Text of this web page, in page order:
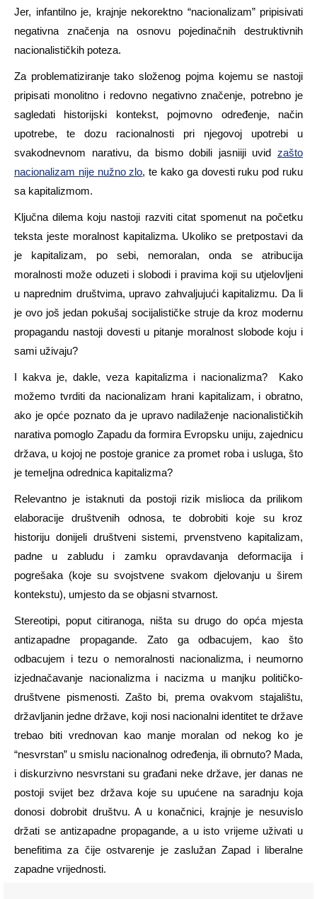
Jer, infantilno je, krajnje nekorektno “nacionalizam” pripisivati
negativna značenja na osnovu pojedinačnih destruktivnih
nacionalističkih poteza.
Za problematiziranje tako složenog pojma kojemu se nastoji
pripisati monolitno i redovno negativno značenje, potrebno je
sagledati historijski kontekst, pojmovno određenje, način
upotrebe, te dozu racionalnosti pri njegovoj upotrebi u
svakodnevnom narativu, da bismo dobili jasniiji uvid zašto
nacionalizam nije nužno zlo, te kako ga dovesti ruku pod ruku
sa kapitalizmom.
Ključna dilema koju nastoji razviti citat spomenut na početku
teksta jeste moralnost kapitalizma. Ukoliko se pretpostavi da
je kapitalizam, po sebi, nemoralan, onda se atribucija
moralnosti može oduzeti i slobodi i pravima koji su utjelovljeni
u naprednim društvima, upravo zahvaljujući kapitalizmu. Da li
je ovo još jedan pokušaj socijalističke struje da kroz modernu
propagandu nastoji dovesti u pitanje moralnost slobode koju i
sami uživaju?
I kakva je, dakle, veza kapitalizma i nacionalizma? Kako
možemo tvrditi da nacionalizam hrani kapitalizam, i obratno,
ako je opće poznato da je upravo nadilaženje nacionalističkih
narativa pomoglo Zapadu da formira Evropsku uniju, zajednicu
država, u kojoj ne postoje granice za promet roba i usluga, što
je temeljna odrednica kapitalizma?
Relevantno je istaknuti da postoji rizik mislioca da prilikom
elaboracije društvenih odnosa, te dobrobiti koje su kroz
historiju donijeli društveni sistemi, prvenstveno kapitalizam,
padne u zabludu i zamku opravdavanja deformacija i
pogrešaka (koje su svojstvene svakom djelovanju u širem
kontekstu), umjesto da se objasni stvarnost.
Stereotipi, poput citiranoga, ništa su drugo do opća mjesta
antizapadne propagande. Zato ga odbacujem, kao što
odbacujem i tezu o nemoralnosti nacionalizma, i neumorno
izjednačavanje nacionalizma i nacizma u manjku političko-
društvene pismenosti. Zašto bi, prema ovakvom stajalištu,
državljanin jedne države, koji nosi nacionalni identitet te države
trebao biti vrednovan kao manje moralan od nekog ko je
“nesvrstan” u smislu nacionalnog određenja, ili obrnuto? Mada,
i diskurzivno nesvrstani su građani neke države, jer danas ne
postoji svijet bez država koje su upućene na saradnju koja
donosi dobrobit društvu. A u konačnici, krajnje je nesuvislo
držati se antizapadne propagande, a u isto vrijeme uživati u
benefitima za čije ostvarenje je zaslužan Zapad i liberalne
zapadne vrijednosti.